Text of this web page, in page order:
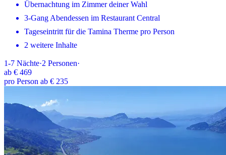
Übernachtung im Zimmer deiner Wahl
3-Gang Abendessen im Restaurant Central
Tageseintritt für die Tamina Therme pro Person
2 weitere Inhalte
1-7 Nächte·2 Personen·
ab € 469
pro Person ab € 235